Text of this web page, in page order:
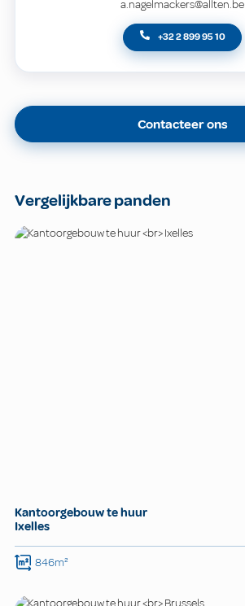
a.nagelmackers@allten.be
+32 2 899 95 10
Contacteer ons
Vergelijkbare panden
Kantoorgebouw te huur
Ixelles
846m²